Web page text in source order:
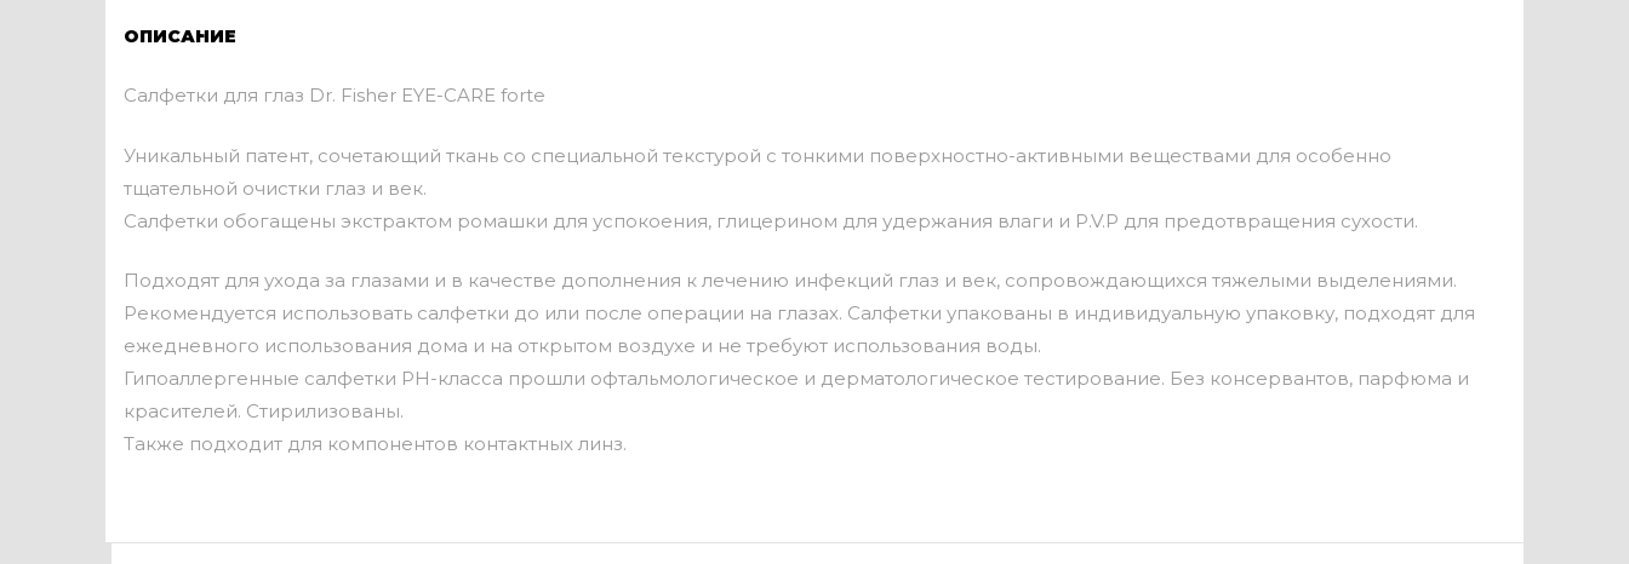
ОПИСАНИЕ
Салфетки для глаз Dr. Fisher EYE-CARE forte
Уникальный патент, сочетающий ткань со специальной текстурой с тонкими поверхностно-активными веществами для особенно
тщательной очистки глаз и век.
Салфетки обогащены экстрактом ромашки для успокоения, глицерином для удержания влаги и P.V.P для предотвращения сухости.
Подходят для ухода за глазами и в качестве дополнения к лечению инфекций глаз и век, сопровождающихся тяжелыми выделениями.
Рекомендуется использовать салфетки до или после операции на глазах. Салфетки упакованы в индивидуальную упаковку, подходят для
ежедневного использования дома и на открытом воздухе и не требуют использования воды.
Гипоаллергенные салфетки PH-класса прошли офтальмологическое и дерматологическое тестирование. Без консервантов, парфюма и
красителей. Стирилизованы.
Также подходит для компонентов контактных линз.